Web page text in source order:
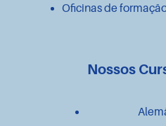
Oficinas de
Nossos